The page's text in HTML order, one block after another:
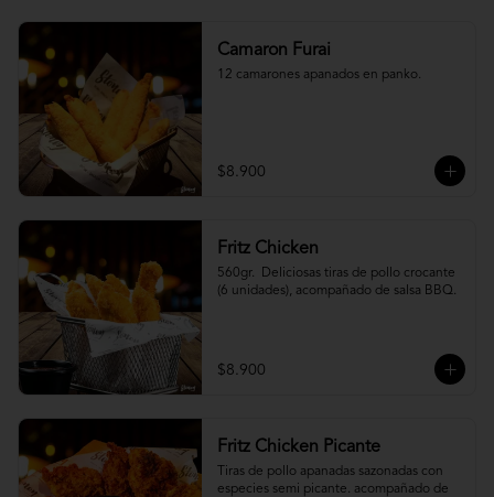
Camaron Furai
12 camarones apanados en panko.
$8.900
Fritz Chicken
560gr.  Deliciosas tiras de pollo crocante
(6 unidades), acompañado de salsa BBQ.
$8.900
Fritz Chicken Picante
Tiras de pollo apanadas sazonadas con
especies semi picante. acompañado de